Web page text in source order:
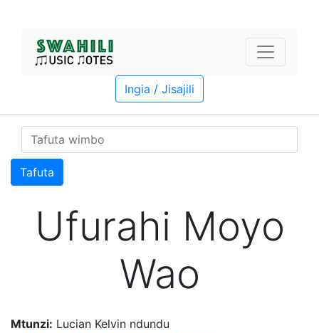
Ingia / Jisajili
Tafuta
Ufurahi Moyo
Wao
Mtunzi: Lucian Kelvin ndundu